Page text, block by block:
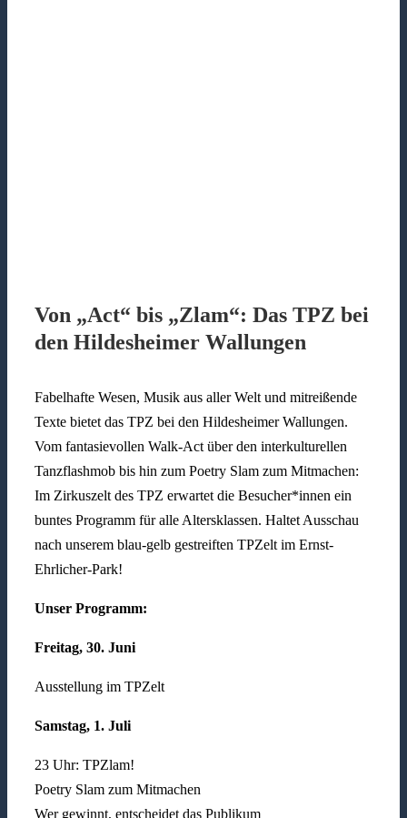
Von „Act“ bis „Zlam“: Das TPZ bei
den Hildesheimer Wallungen
Fabelhafte Wesen, Musik aus aller Welt und mitreißende
Texte bietet das TPZ bei den Hildesheimer Wallungen.
Vom fantasievollen Walk-Act über den interkulturellen
Tanzflashmob bis hin zum Poetry Slam zum Mitmachen:
Im Zirkuszelt des TPZ erwartet die Besucher*innen ein
buntes Programm für alle Altersklassen. Haltet Ausschau
nach unserem blau-gelb gestreiften TPZelt im Ernst-
Ehrlicher-Park!
Unser Programm:
Freitag, 30. Juni
Ausstellung im TPZelt
Samstag, 1. Juli
23 Uhr: TPZlam!
Poetry Slam zum Mitmachen
Wer gewinnt, entscheidet das Publikum